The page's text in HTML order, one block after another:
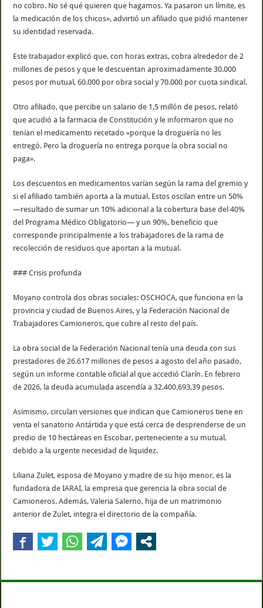
no cobro. No sé qué quieren que hagamos. Ya pasaron un límite, es
la medicación de los chicos», advirtió un afiliado que pidió mantener
su identidad reservada.
Este trabajador explicó que, con horas extras, cobra alrededor de 2
millones de pesos y que le descuentan aproximadamente 30.000
pesos por mutual, 60.000 por obra social y 70.000 por cuota sindical.
Otro afiliado, que percibe un salario de 1,5 millón de pesos, relató
que acudió a la farmacia de Constitución y le informaron que no
tenían el medicamento recetado «porque la droguería no les
entregó. Pero la droguería no entrega porque la obra social no
paga».
Los descuentos en medicamentos varían según la rama del gremio y
si el afiliado también aporta a la mutual. Estos oscilan entre un 50%
—resultado de sumar un 10% adicional a la cobertura base del 40%
del Programa Médico Obligatorio— y un 90%, beneficio que
corresponde principalmente a los trabajadores de la rama de
recolección de residuos que aportan a la mutual.
### Crisis profunda
Moyano controla dos obras sociales: OSCHOCA, que funciona en la
provincia y ciudad de Buenos Aires, y la Federación Nacional de
Trabajadores Camioneros, que cubre al resto del país.
La obra social de la Federación Nacional tenía una deuda con sus
prestadores de 26.617 millones de pesos a agosto del año pasado,
según un informe contable oficial al que accedió Clarín. En febrero
de 2026, la deuda acumulada ascendía a 32.400.693,39 pesos.
Asimismo, circulan versiones que indican que Camioneros tiene en
venta el sanatorio Antártida y que está cerca de desprenderse de un
predio de 10 hectáreas en Escobar, perteneciente a su mutual,
debido a la urgente necesidad de liquidez.
Liliana Zulet, esposa de Moyano y madre de su hijo menor, es la
fundadora de IARAI, la empresa que gerencia la obra social de
Camioneros. Además, Valeria Salerno, hija de un matrimonio
anterior de Zulet, integra el directorio de la compañía.